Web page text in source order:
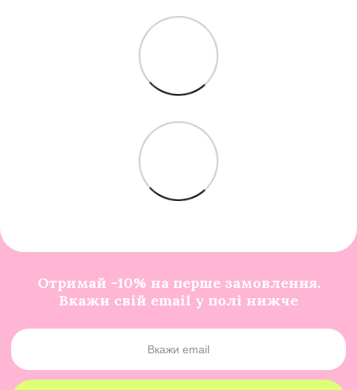
Отримай -10% на перше замовлення.
Вкажи свій email у полі нижче